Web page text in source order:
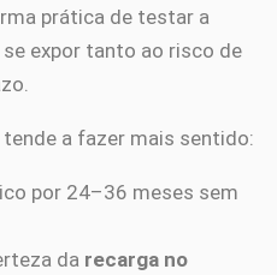
prática de testar a
expor tanto ao risco de
tende a fazer mais sentido:
por 24–36 meses sem
da recarga no